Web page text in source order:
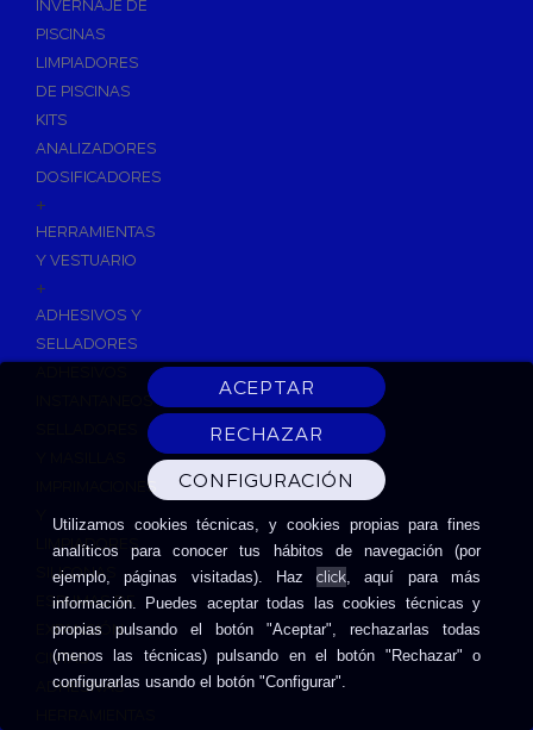
Utilizamos cookies técnicas, y cookies propias para fines
analíticos para conocer tus hábitos de navegación (por
ejemplo, páginas visitadas). Hazclick, aquí para más
información. Puedes aceptar todas las cookies técnicas y
propias pulsando el botón "Aceptar", rechazarlas todas
(menos las técnicas) pulsando en el botón "Rechazar" o
configurarlas usando el botón "Configurar".
INVERNAJE DE
PISCINAS
LIMPIADORES
DE PISCINAS
KITS
ANALIZADORES
DOSIFICADORES
+
HERRAMIENTAS
Y VESTUARIO
+
ADHESIVOS Y
SELLADORES
INSTANTANEOS
IMPRIMACIONES
LIMPIADORES
SILICONAS
ESPUMAS DE
EXPANSIÓN
CINTAS
ADHESIVAS